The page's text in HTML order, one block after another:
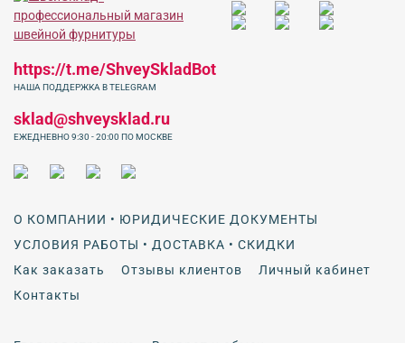
О КОМПАНИИ • ЮРИДИЧЕСКИЕ ДОКУМЕНТЫ
УСЛОВИЯ РАБОТЫ • ДОСТАВКА • СКИДКИ
Как заказать
Отзывы клиентов
Личный кабинет
Контакты
https://t.me/ShveySkladBot
НАША ПОДДЕРЖКА В TELEGRAM
sklad@shveysklad.ru
ЕЖЕДНЕВНО 9:30 - 20:00 ПО МОСКВЕ